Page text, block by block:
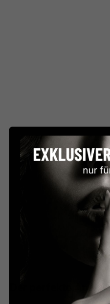
Der perfekte Apéro